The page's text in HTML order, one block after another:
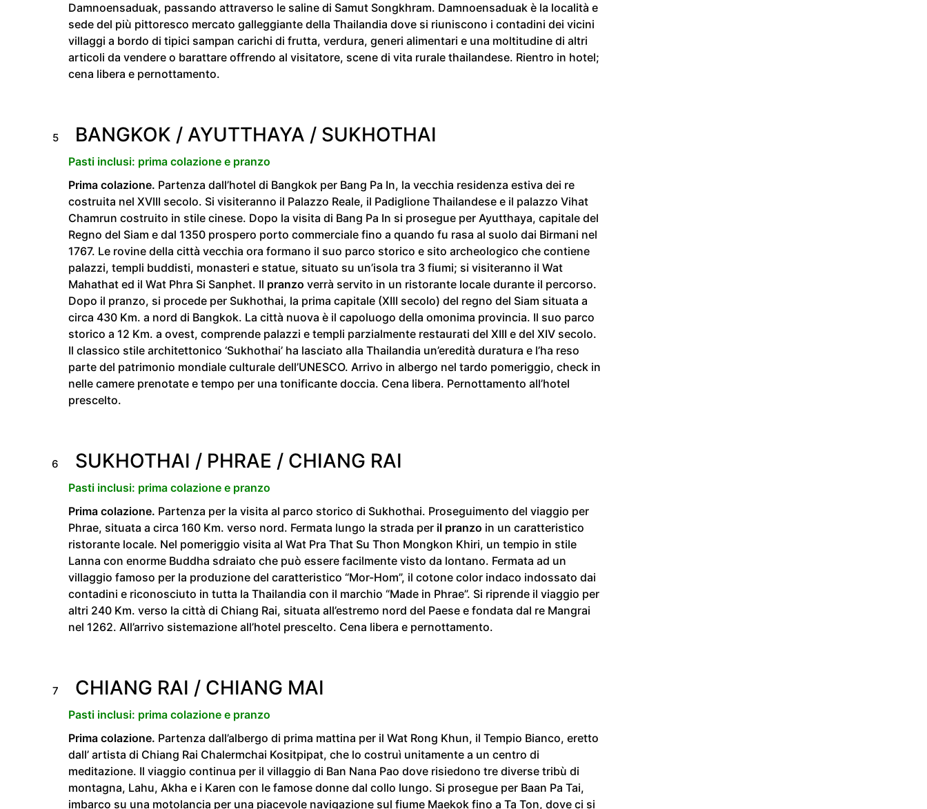
Damnoensaduak, passando attraverso le saline di Samut Songkhram. Damnoensaduak è la località e
sede del più pittoresco mercato galleggiante della Thailandia dove si riuniscono i contadini dei vicini
villaggi a bordo di tipici sampan carichi di frutta, verdura, generi alimentari e una moltitudine di altri
articoli da vendere o barattare offrendo al visitatore, scene di vita rurale thailandese. Rientro in hotel;
cena libera e pernottamento.
5 BANGKOK / AYUTTHAYA / SUKHOTHAI
Pasti inclusi: prima colazione e pranzo
Prima colazione. Partenza dall’hotel di Bangkok per Bang Pa In, la vecchia residenza estiva dei re
costruita nel XVIII secolo. Si visiteranno il Palazzo Reale, il Padiglione Thailandese e il palazzo Vihat
Chamrun costruito in stile cinese. Dopo la visita di Bang Pa In si prosegue per Ayutthaya, capitale del
Regno del Siam e dal 1350 prospero porto commerciale fino a quando fu rasa al suolo dai Birmani nel
1767. Le rovine della città vecchia ora formano il suo parco storico e sito archeologico che contiene
palazzi, templi buddisti, monasteri e statue, situato su un’isola tra 3 fiumi; si visiteranno il Wat
Mahathat ed il Wat Phra Si Sanphet. Il pranzo verrà servito in un ristorante locale durante il percorso.
Dopo il pranzo, si procede per Sukhothai, la prima capitale (XIII secolo) del regno del Siam situata a
circa 430 Km. a nord di Bangkok. La città nuova è il capoluogo della omonima provincia. Il suo parco
storico a 12 Km. a ovest, comprende palazzi e templi parzialmente restaurati del XIII e del XIV secolo.
Il classico stile architettonico ‘Sukhothai’ ha lasciato alla Thailandia un’eredità duratura e l’ha reso
parte del patrimonio mondiale culturale dell’UNESCO. Arrivo in albergo nel tardo pomeriggio, check in
nelle camere prenotate e tempo per una tonificante doccia. Cena libera. Pernottamento all’hotel
prescelto.
6 SUKHOTHAI / PHRAE / CHIANG RAI
Pasti inclusi: prima colazione e pranzo
Prima colazione. Partenza per la visita al parco storico di Sukhothai. Proseguimento del viaggio per
Phrae, situata a circa 160 Km. verso nord. Fermata lungo la strada per il pranzo in un caratteristico
ristorante locale. Nel pomeriggio visita al Wat Pra That Su Thon Mongkon Khiri, un tempio in stile
Lanna con enorme Buddha sdraiato che può essere facilmente visto da lontano. Fermata ad un
villaggio famoso per la produzione del caratteristico “Mor-Hom”, il cotone color indaco indossato dai
contadini e riconosciuto in tutta la Thailandia con il marchio “Made in Phrae”. Si riprende il viaggio per
altri 240 Km. verso la città di Chiang Rai, situata all’estremo nord del Paese e fondata dal re Mangrai
nel 1262. All’arrivo sistemazione all’hotel prescelto. Cena libera e pernottamento.
7 CHIANG RAI / CHIANG MAI
Pasti inclusi: prima colazione e pranzo
Prima colazione. Partenza dall’albergo di prima mattina per il Wat Rong Khun, il Tempio Bianco, eretto
dall’ artista di Chiang Rai Chalermchai Kositpipat, che lo costruì unitamente a un centro di
meditazione. Il viaggio continua per il villaggio di Ban Nana Pao dove risiedono tre diverse tribù di
montagna, Lahu, Akha e i Karen con le famose donne dal collo lungo. Si prosegue per Baan Pa Tai,
imbarco su una motolancia per una piacevole navigazione sul fiume Maekok fino a Ta Ton, dove ci si